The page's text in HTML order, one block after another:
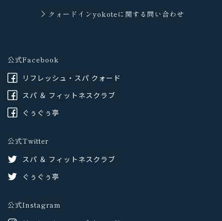
クォードインyokoteに 関する問い合わせ
公式Facebook
リフレッシュ・スパ クォード
スパ ＆ フィットネスクラブ
ぐぅぐぅ亭
公式Twitter
スパ ＆ フィットネスクラブ
ぐぅぐぅ亭
公式Instagram